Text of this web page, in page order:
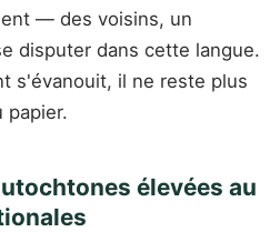
— des voisins, un
disputer dans cette langue.
s'évanouit, il ne reste plus
papier.
élevées au